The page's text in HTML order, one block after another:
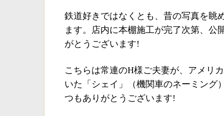
鉄道好きではなくとも、昔の写真を眺
ます。店内に本棚施工が完了次第、公
がとうございます!
こちらは常連のH様ご夫妻が、アメリ
いた「シェイ」（機関車のネーミング
つもありがとうございます!